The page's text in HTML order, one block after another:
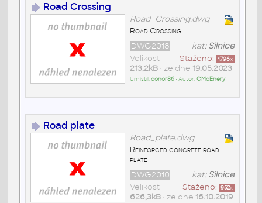
Road Crossing
Road_Crossing.dwg
Road Crossing
kat:Silnice
DWG2018
Staženo: 1796x
Velikost
213,2kB• ze dne 19.05.2023
Umístil:conor86• Autor:CMcEnery
Road plate
Road_plate.dwg
Reinforced concrete road
plate
kat:Silnice
DWG2010
Staženo: 952x
Velikost
626,3kB• ze dne 16.10.2019